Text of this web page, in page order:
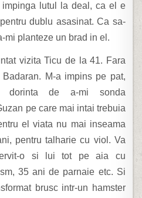
lutul la deal, ca el e
dublu asasinat. Ca sa-
mi planteze un brad in el.
vizita Ticu de la 41. Fara
M-a impins pe pat,
dorinta de a-mi sonda
pe care mai intai trebuia
el viata nu mai inseama
pentru talharie cu viol. Va
o si lui tot pe aia cu
35 ani de parnaie etc. Si
brusc intr-un hamster